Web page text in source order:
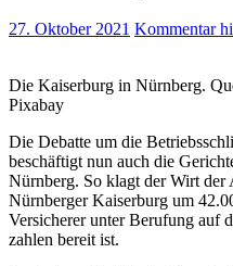
27. Oktober 2021 Kommentar
Die Kaiserburg in Nürnberg.
Pixabay
Die Debatte um die
beschäftigt nun auch die
Nürnberg. So klagt der Wirt
Nürnberger Kaiserburg um
Versicherer unter Berufung auf
zahlen bereit ist.